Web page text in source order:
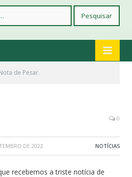
de Pesar.
0
DE 2022 NOTÍCIAS
recebemos a triste notícia de